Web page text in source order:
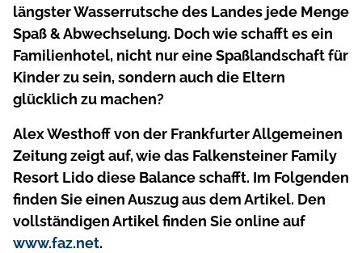
längster Wasserrutsche des Landes jede Menge
Spaß & Abwechselung. Doch wie schafft es ein
Familienhotel, nicht nur eine Spaßlandschaft für
Kinder zu sein, sondern auch die Eltern
glücklich zu machen?
Alex Westhoff von der Frankfurter Allgemeinen
Zeitung zeigt auf, wie das Falkensteiner Family
Resort Lido diese Balance schafft. Im Folgenden
finden Sie einen Auszug aus dem Artikel. Den
vollständigen Artikel finden Sie online auf
www.faz.net.